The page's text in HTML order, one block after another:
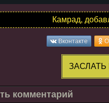
Камрад,
Вконтакте
комментарий